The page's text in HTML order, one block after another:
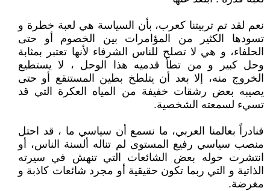
نعم لقد تم تربيتنا كعرب، بأن السياسة هي لعبة خطرة و
تسودها الكثير من المؤامرات بين الخصوم أو حتى
الحلفاء، و هي لا تصلح للناس الشرفاء لأنها تعتبر بمثابة
وحل كبير و من تطأ قدميه هذا الوحل ، لا يستطيع
الخروج منه، إلا بعد أن يتلطخ بطين المستنقع أو حتى
يصيبه بعض رشقات خفيفة من المياه العكرة التي قد
تسيء لسمعته الشخصية.
فنادراً بعالمنا العربي، ما نسمع أن سياسي ما ، قد احتل
منصب سياسي رفيع المستوى لم تناله ألسنة الناس، أو
انتشرت حوله بعض الشائعات التي تنهش في سيرته
الذاتية و التي ربما تكون حقيقية أو مجرد شائعات كاذبة و
مغرضة.